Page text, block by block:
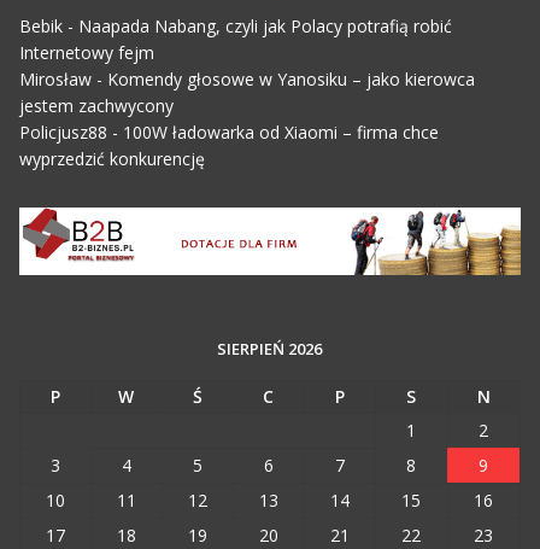
Bebik- Naapada Nabang, czyli jak Polacy potrafią robić
Internetowy fejm
Mirosław- Komendy głosowe w Yanosiku – jako kierowca
jestem zachwycony
Policjusz88 - 100W ładowarka od Xiaomi – firma chce
wyprzedzić konkurencję
SIERPIEŃ 2026
P W Ś C P S
N
1
2
3
4 5 6 7 8
9
10
11 12 13 14 15
16
17
18 19 20 21 22
23